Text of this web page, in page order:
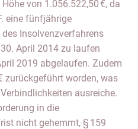
von 1.056.522,50 €, da
eine fünfjährige
Insolvenzverfahrens
April 2014 zu laufen
2019 abgelaufen. Zudem
zurückgeführt worden, was
ausreiche.
in die
nicht gehemmt, § 159